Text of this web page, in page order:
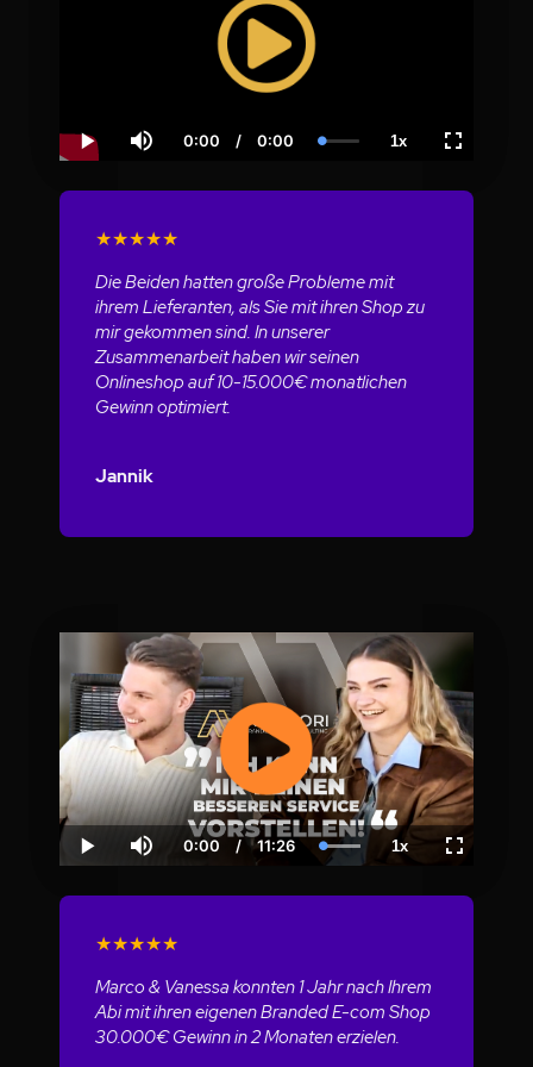
Play Mute
Current
0:00 / Duration
0:00 Loaded 1xPlaybackFullscreen
★★★★★
Die Beiden hatten große Probleme mit
ihrem Lieferanten, als Sie mit ihren Shop zu
mir gekommen sind. In unserer
Zusammenarbeit haben wir seinen
Onlineshop auf 10-15.000€ monatlichen
Gewinn optimiert.
Jannik
Play Mute
Current
0:00 / Duration
11:26 Loaded:
100.00%
1xPlaybackFullscreen
★★★★★
Marco & Vanessa konnten 1 Jahr nach Ihrem
Abi mit ihren eigenen Branded E-com Shop
30.000€ Gewinn in 2 Monaten erzielen.